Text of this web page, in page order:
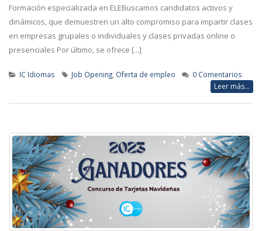
Formación especializada en ELEBuscamos candidatos activos y
dinámicos, que demuestren un alto compromiso para impartir clases
en empresas grupales o individuales y clases privadas online o
presenciales Por último, se ofrece [...]
IC Idiomas Job Opening Oferta de empleo 0 Comentarios
Leer más...